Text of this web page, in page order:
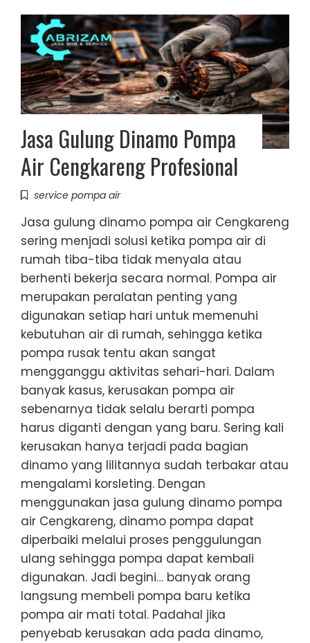
Jasa Gulung Dinamo Pompa
Air Cengkareng Profesional
service pompa air
Jasa gulung dinamo pompa air Cengkareng
sering menjadi solusi ketika pompa air di
rumah tiba-tiba tidak menyala atau
berhenti bekerja secara normal. Pompa air
merupakan peralatan penting yang
digunakan setiap hari untuk memenuhi
kebutuhan air di rumah, sehingga ketika
pompa rusak tentu akan sangat
mengganggu aktivitas sehari-hari. Dalam
banyak kasus, kerusakan pompa air
sebenarnya tidak selalu berarti pompa
harus diganti dengan yang baru. Sering kali
kerusakan hanya terjadi pada bagian
dinamo yang lilitannya sudah terbakar atau
mengalami korsleting. Dengan
menggunakan jasa gulung dinamo pompa
air Cengkareng, dinamo pompa dapat
diperbaiki melalui proses penggulungan
ulang sehingga pompa dapat kembali
digunakan. Jadi begini… banyak orang
langsung membeli pompa baru ketika
pompa air mati total. Padahal jika
penyebab kerusakan ada pada dinamo,